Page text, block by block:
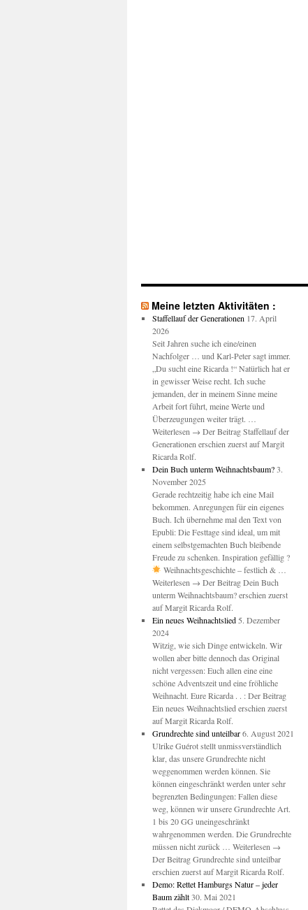
Meine letzten Aktivitäten :
Staffellauf der Generationen 17. April
2026
Seit Jahren suche ich eine/einen
Nachfolger … und Karl-Peter sagt immer.
„Du sucht eine Ricarda !“ Natürlich hat er
in gewisser Weise recht. Ich suche
jemanden, der in meinem Sinne meine
Arbeit fort führt, meine Werte und
Überzeugungen weiter trägt. …
Weiterlesen → Der Beitrag Staffellauf der
Generationen erschien zuerst auf Margit
Ricarda Rolf.
Dein Buch unterm Weihnachtsbaum? 3.
November 2025
Gerade rechtzeitig habe ich eine Mail
bekommen. Anregungen für ein eigenes
Buch. Ich übernehme mal den Text von
Epubli: Die Festtage sind ideal, um mit
einem selbstgemachten Buch bleibende
Freude zu schenken. Inspiration gefällig ?
Weihnachtsgeschichte – festlich & …
Weiterlesen → Der Beitrag Dein Buch
unterm Weihnachtsbaum? erschien zuerst
auf Margit Ricarda Rolf.
Ein neues Weihnachtslied 5. Dezember
2024
Witzig, wie sich Dinge entwickeln. Wir
wollen aber bitte dennoch das Original
nicht vergessen: Euch allen eine eine
schöne Adventszeit und eine fröhliche
Weihnacht. Eure Ricarda . . : Der Beitrag
Ein neues Weihnachtslied erschien zuerst
auf Margit Ricarda Rolf.
Grundrechte sind unteilbar 6. August 2021
Ulrike Guérot stellt unmissverständlich
klar, das unsere Grundrechte nicht
weggenommen werden können. Sie
können eingeschränkt werden unter sehr
begrenzten Bedingungen: Fallen diese
weg, können wir unsere Grundrechte Art.
1 bis 20 GG uneingeschränkt
wahrgenommen werden. Die Grundrechte
müssen nicht zurück … Weiterlesen →
Der Beitrag Grundrechte sind unteilbar
erschien zuerst auf Margit Ricarda Rolf.
Demo: Rettet Hamburgs Natur – jeder
Baum zählt 30. Mai 2021